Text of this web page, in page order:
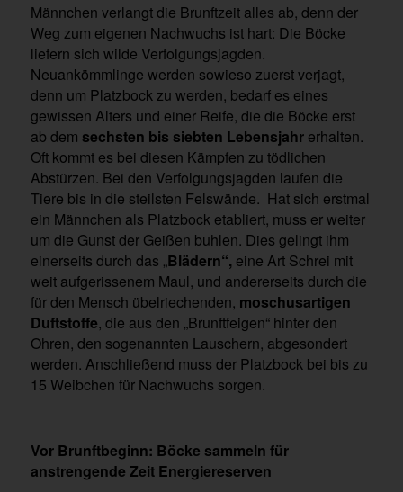
Männchen verlangt die Brunftzeit alles ab, denn der
Weg zum eigenen Nachwuchs ist hart­: Die Böcke
liefern sich wilde Verfolgungsjagden.
Neuankömmlinge werden sowieso zuerst verjagt,
denn um Platzbock zu werden, bedarf es eines
gewissen Alters und einer Reife, die die Böcke erst
ab dem sechsten bis siebten Lebensjahrerhalten.
Oft kommt es bei diesen Kämpfen zu tödlichen
Abstürzen. Bei den Verfolgungsjagden laufen die
Tiere bis in die steilsten Felswände. Hat sich erstmal
ein Männchen als Platzbock etabliert, muss er weiter
um die Gunst der Geißen buhlen. Dies gelingt ihm
einerseits durch das „Blädern“, eine Art Schrei mit
weit aufgerissenem Maul, und andererseits durch die
für den Mensch übelriechenden, moschusartigen
Duftstoffe, die aus den „Brunftfeigen“ hinter den
Ohren, den sogenannten Lauschern, abgesondert
werden. Anschließend muss der Platzbock bei bis zu
15 Weibchen für Nachwuchs sorgen.
Vor Brunftbeginn: Böcke sammeln für
anstrengende Zeit Energiereserven